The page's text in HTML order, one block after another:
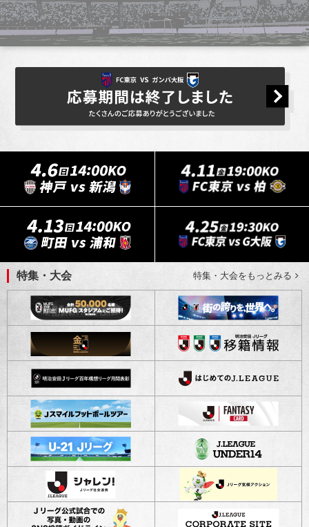
@fctokyo.co.jpからのメールを受信できる
ようにドメイン設定をお願いします。
キャンペーン主催者
東京フットボールクラブ株式会社
本キャンペーンに関するお問い合わせ先
fan1@fctokyo.co.jp
特集・大会 特集・大会をもっとみる